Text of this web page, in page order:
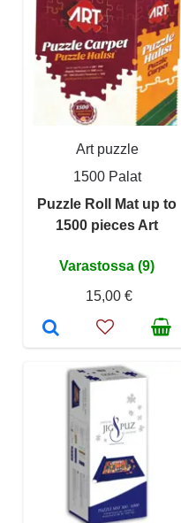
Art puzzle
1500 Palat
Puzzle Roll Mat up to
1500 pieces Art
Varastossa (9)
15,00 €